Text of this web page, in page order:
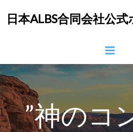
ン
ツ
へ
プ
日本ALBS合同会社公
”神のコ